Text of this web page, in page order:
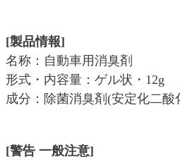
[製品情報]
名称：自動車用消臭剤
形式・内容量：ゲル状・12g
成分：除菌消臭剤(安定化二酸
[警告 一般注意]